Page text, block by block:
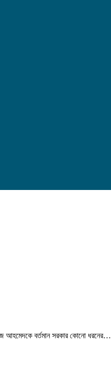
আহমেদকে বর্তমান সরকার কোনো ধরনের…